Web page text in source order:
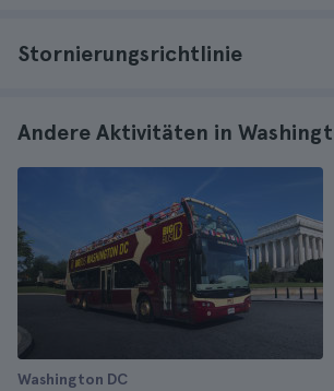
Stornierungsrichtlinie
Andere Aktivitäten in
Washington DC